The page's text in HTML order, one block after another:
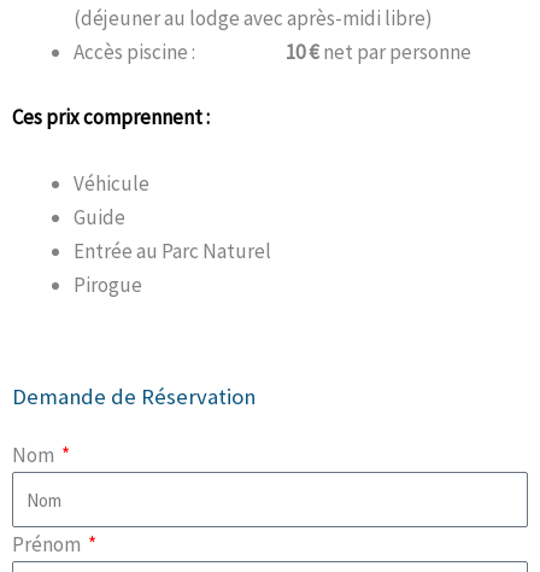
(déjeuner au lodge avec après-midi libre)
Accès piscine : 10€net par personne
Ces prix comprennent :
Véhicule
Guide
Entrée au Parc Naturel
Pirogue
Demande de Réservation
Nom
Prénom